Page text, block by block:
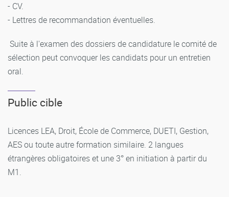
- CV.
- Lettres de recommandation éventuelles.
Suite à l'examen des dossiers de candidature le comité de
sélection peut convoquer les candidats pour un entretien
oral.
Public cible
Licences LEA, Droit, École de Commerce, DUETI, Gestion,
AES ou toute autre formation similaire. 2 langues
étrangères obligatoires et une 3° en initiation à partir du
M1.